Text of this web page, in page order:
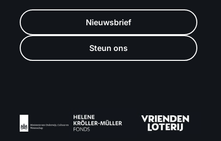
Nieuwsbrief
Steun ons